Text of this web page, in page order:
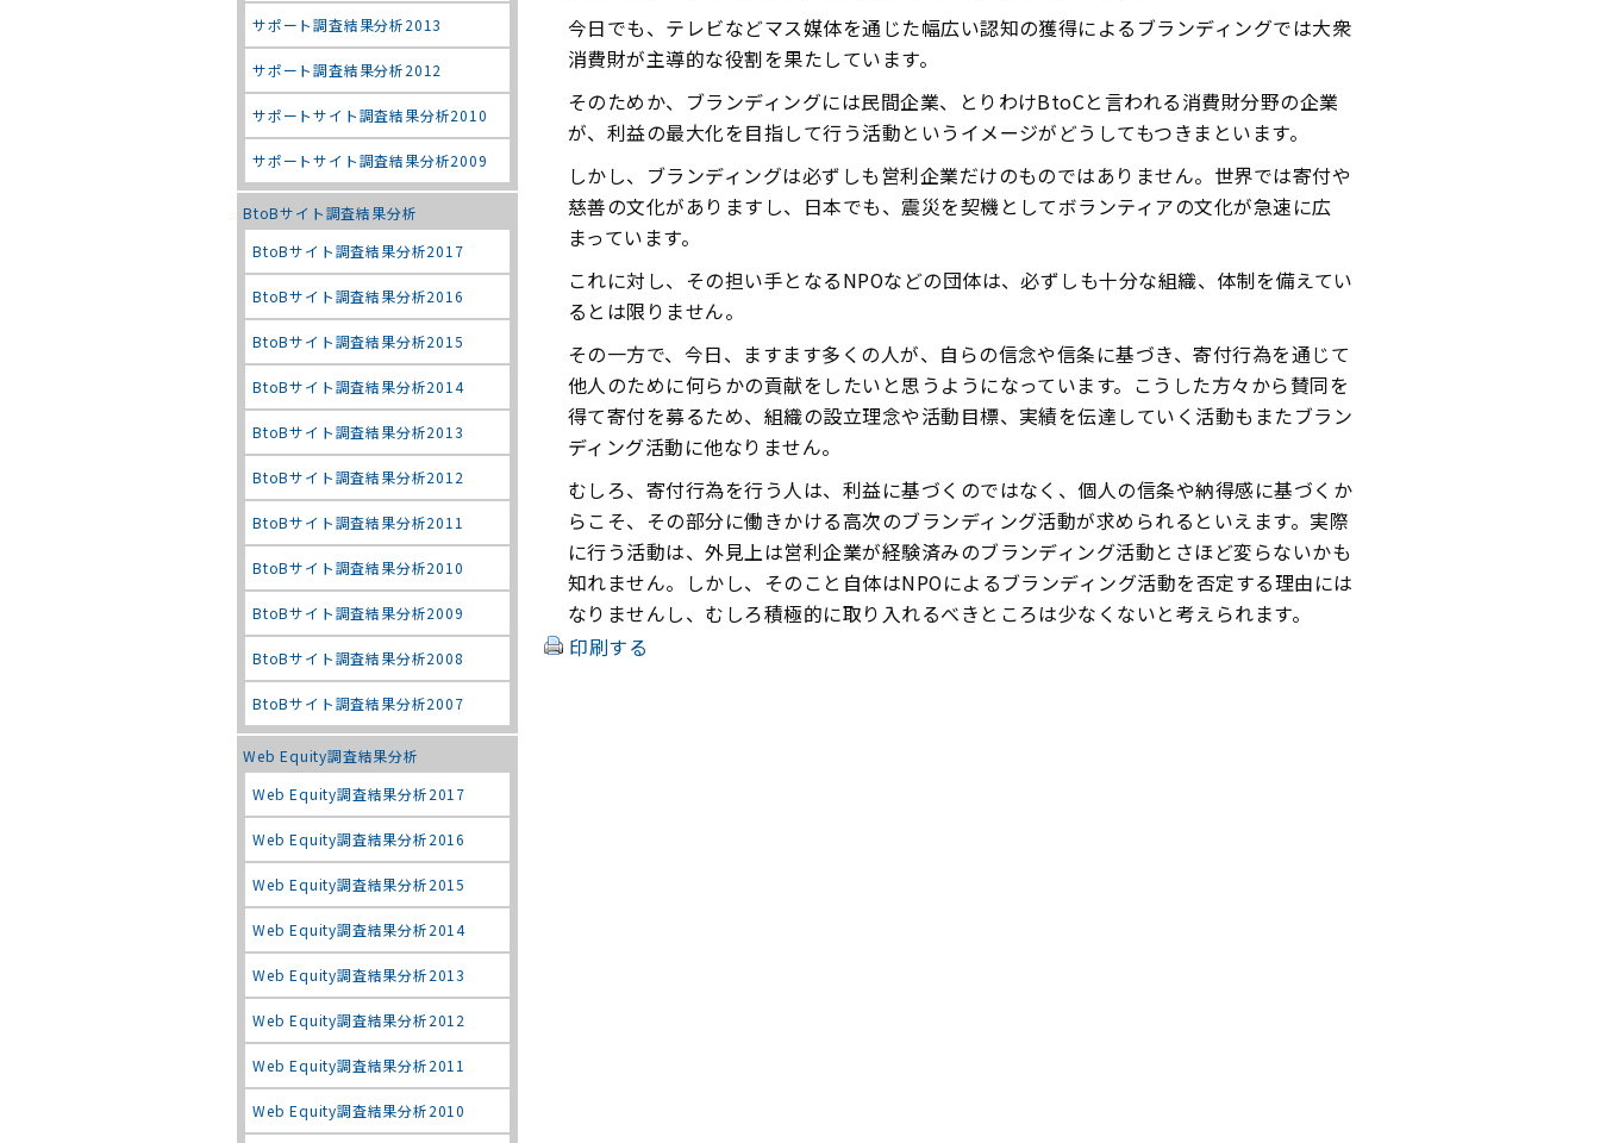
サポート調査結果分析2013
サポート調査結果分析2012
サポートサイト調査結果分析2010
サポートサイト調査結果分析2009
BtoBサイト調査結果分析
BtoBサイト調査結果分析2017
BtoBサイト調査結果分析2016
BtoBサイト調査結果分析2015
BtoBサイト調査結果分析2014
BtoBサイト調査結果分析2013
BtoBサイト調査結果分析2012
BtoBサイト調査結果分析2011
BtoBサイト調査結果分析2010
BtoBサイト調査結果分析2009
BtoBサイト調査結果分析2008
BtoBサイト調査結果分析2007
Web Equity調査結果分析
Web Equity調査結果分析2017
Web Equity調査結果分析2016
Web Equity調査結果分析2015
Web Equity調査結果分析2014
Web Equity調査結果分析2013
Web Equity調査結果分析2012
Web Equity調査結果分析2011
Web Equity調査結果分析2010
今日でも、テレビなどマス媒体を通じた幅広い認知の獲得によるブランディングでは大衆
消費財が主導的な役割を果たしています。
そのためか、ブランディングには民間企業、とりわけBtoCと言われる消費財分野の企業
が、利益の最大化を目指して行う活動というイメージがどうしてもつきまといます。
しかし、ブランディングは必ずしも営利企業だけのものではありません。世界では寄付や
慈善の文化がありますし、日本でも、震災を契機としてボランティアの文化が急速に広
まっています。
これに対し、その担い手となるNPOなどの団体は、必ずしも十分な組織、体制を備えてい
るとは限りません。
その一方で、今日、ますます多くの人が、自らの信念や信条に基づき、寄付行為を通じて
他人のために何らかの貢献をしたいと思うようになっています。こうした方々から賛同を
得て寄付を募るため、組織の設立理念や活動目標、実績を伝達していく活動もまたブラン
ディング活動に他なりません。
むしろ、寄付行為を行う人は、利益に基づくのではなく、個人の信条や納得感に基づくか
らこそ、その部分に働きかける高次のブランディング活動が求められるといえます。実際
に行う活動は、外見上は営利企業が経験済みのブランディング活動とさほど変らないかも
知れません。しかし、そのこと自体はNPOによるブランディング活動を否定する理由には
なりませんし、むしろ積極的に取り入れるべきところは少なくないと考えられます。
印刷する